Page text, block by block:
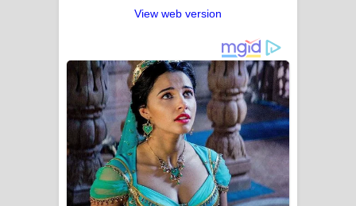
View web version